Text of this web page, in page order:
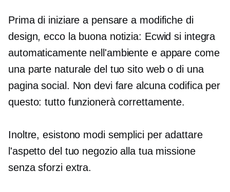
Prima di iniziare a pensare a modifiche di
design, ecco la buona notizia: Ecwid si integra
automaticamente nell'ambiente e appare come
una parte naturale del tuo sito web o di una
pagina social. Non devi fare alcuna codifica per
questo: tutto funzionerà correttamente.
Inoltre, esistono modi semplici per adattare
l'aspetto del tuo negozio alla tua missione
senza sforzi extra.